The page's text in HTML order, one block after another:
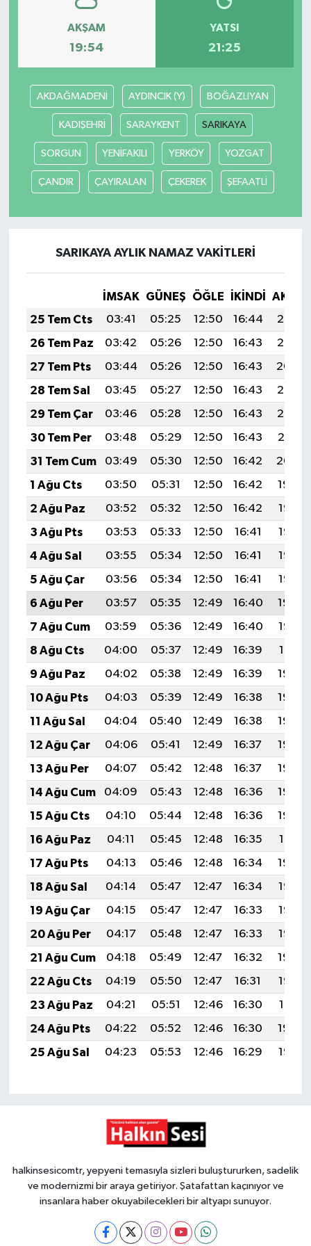
AKŞAM
19:54
YATSI
21:25
AKDAĞMADENİ AYDINCIK (Y) BOĞAZLIYAN
KADIŞEHRİ SARAYKENT SARIKAYA
SORGUN YENİFAKILI YERKÖY YOZGAT
ÇANDIR ÇAYIRALAN ÇEKEREK ŞEFAATLİ
SARIKAYA AYLIK NAMAZ VAKITLERI
İMSAK GÜNEŞ ÖĞLE İKINDI
25 Tem Cts
03:41 05:25 12:50 16:44
20:06
26 Tem Paz
03:42 05:26 12:50 16:43
20:05
27 Tem Pts
03:44 05:26 12:50 16:43
20:04
28 Tem Sal
03:45 05:27 12:50 16:43
20:03
29 Tem Çar
03:46 05:28 12:50 16:43
20:02
30 Tem Per
03:48 05:29 12:50 16:43
20:01
31 Tem Cum
03:49 05:30 12:50 16:42
20:00
1 Ağu Cts
03:50 05:31 12:50 16:42
19:59
2 Ağu Paz
03:52 05:32 12:50 16:42
19:58
3 Ağu Pts
03:53 05:33 12:50 16:41
19:57
4 Ağu Sal
03:55 05:34 12:50 16:41
19:56
5 Ağu Çar
03:56 05:34 12:50 16:41
19:55
6 Ağu Per
03:57 05:35 12:49 16:40
19:54
7 Ağu Cum
03:59 05:36 12:49 16:40
19:52
8 Ağu Cts
04:00 05:37 12:49 16:39
19:51
9 Ağu Paz
04:02 05:38 12:49 16:39
19:50
10 Ağu Pts
04:03 05:39 12:49 16:38
19:49
11 Ağu Sal
04:04 05:40 12:49 16:38
19:48
12 Ağu Çar
04:06 05:41 12:49 16:37
19:46
13 Ağu Per
04:07 05:42 12:48 16:37
19:45
14 Ağu Cum
04:09 05:43 12:48 16:36
19:44
15 Ağu Cts
04:10 05:44 12:48 16:36
19:43
16 Ağu Paz
04:11 05:45 12:48 16:35
19:41
17 Ağu Pts
04:13 05:46 12:48 16:34
19:40
18 Ağu Sal
04:14 05:47 12:47 16:34
19:38
19 Ağu Çar
04:15 05:47 12:47 16:33
19:37
20 Ağu Per
04:17 05:48 12:47 16:33
19:36
21 Ağu Cum
04:18 05:49 12:47 16:32
19:34
22 Ağu Cts
04:19 05:50 12:47 16:31
19:33
23 Ağu Paz
04:21 05:51 12:46 16:30
19:31
24 Ağu Pts
04:22 05:52 12:46 16:30
19:30
25 Ağu Sal
04:23 05:53 12:46 16:29 19:28
halkinsesicomtr, yepyeni temasıyla sizleri buluştururken, sadelik
ve modernizmi bir araya getiriyor. Şatafattan kaçınıyor ve
insanlara haber okuyabilecekleri bir altyapı sunuyor.
Gökçebey
GÜNDEM
İş ilanı
Kilimli
Kültür - Sanat
Röportaj
SİYASET
Ulusal
Yaşam